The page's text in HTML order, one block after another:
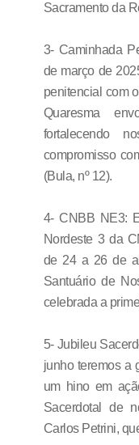
Sacramento da
3- Caminhada
de março de
penitencial com
Quaresma
fortalecendo
compromisso
(Bula, nº 12).
4- CNBB NE3:
Nordeste 3 da
de 24 a 26 de
Santuário de
celebrada a
5- Jubileu
junho teremos a
um hino em
Sacerdotal de
Carlos Petrini,